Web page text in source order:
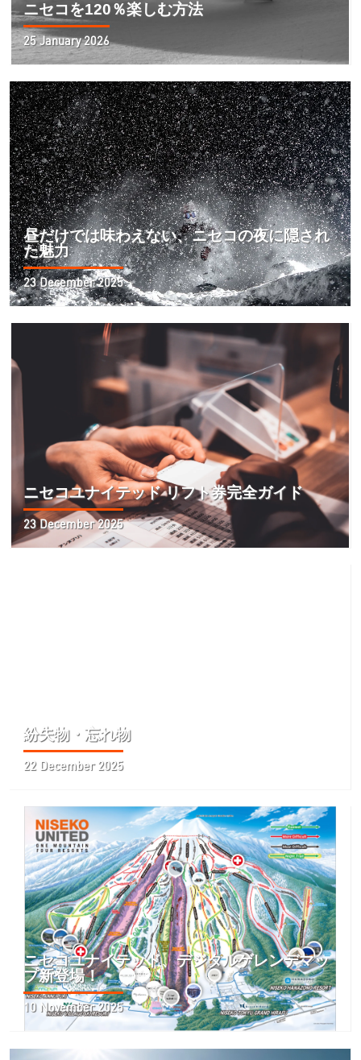
ニセコを120％楽しむ方法
25 January 2026
昼だけでは味わえない、ニセコの夜に隠され
た魅力
23 December 2025
ニセコユナイテッド リフト券完全ガイド
23 December 2025
紛失物・忘れ物
22 December 2025
ニセコユナイテッド、デジタルゲレンデマッ
プ新登場！
10 November 2025